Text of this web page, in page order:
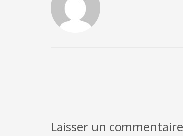
Laisser un commentaire